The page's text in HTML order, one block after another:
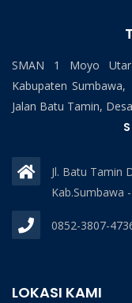
SMAN 1 Moyo
Kabupaten
Jalan Batu Tamin,
Jl. Batu Tamin
Kab.Sumbawa
0852-3807-
LOKASI KAMI